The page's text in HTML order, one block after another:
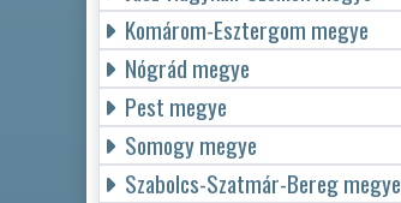
Komárom-Esztergom megye
Nógrád megye
Pest megye
Somogy megye
Szabolcs-Szatmár-Bereg megye